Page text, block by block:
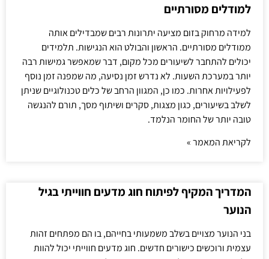
למודלים מסורתיים
למידה מרחוק בזום מציעה יתרונות רבים שמבדילים אותה
ממודלים מסורתיים. הראשון והבולט הוא הנגישות. תלמידים
יכולים להתחבר לשיעורים מכל מקום, דבר שמאפשר גמישות רבה
יותר במערכת השעות. לא נדרש זמן נסיעה, מה שמפנה זמן נוסף
לפעילויות אחרות. כמו כן, המגוון הרחב של כלים טכנולוגיים שניתן
לשלב בשיעורים, כגון מצגות, סקרים ושיתוף מסך, תורם להנגשה
טובה יותר של החומר הנלמד.
לקריאת המאמר »
המדריך המקיף לפיתוח חוג מדעים חווייתי בגיל
הנוער
בני הנוער מצויים בשלב משמעותי בחייהם, בו הם מפתחים זהות
עצמית ורוכשים כישורים חדשים. חוג מדעים חווייתי יכול להוות